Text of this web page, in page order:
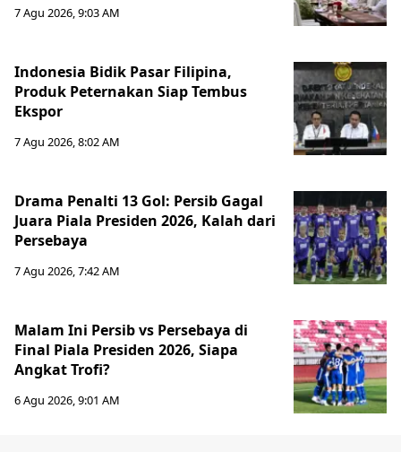
7 Agu 2026, 9:03 AM
Indonesia Bidik Pasar Filipina,
Produk Peternakan Siap Tembus
Ekspor
7 Agu 2026, 8:02 AM
Drama Penalti 13 Gol: Persib Gagal
Juara Piala Presiden 2026, Kalah dari
Persebaya
7 Agu 2026, 7:42 AM
Malam Ini Persib vs Persebaya di
Final Piala Presiden 2026, Siapa
Angkat Trofi?
6 Agu 2026, 9:01 AM